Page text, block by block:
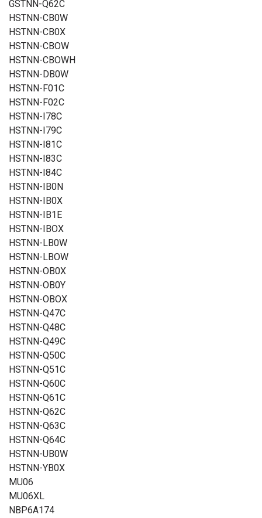
GSTNN-Q62C
HSTNN-CB0W
HSTNN-CB0X
HSTNN-CBOW
HSTNN-CBOWH
HSTNN-DB0W
HSTNN-F01C
HSTNN-F02C
HSTNN-I78C
HSTNN-I79C
HSTNN-I81C
HSTNN-I83C
HSTNN-I84C
HSTNN-IB0N
HSTNN-IB0X
HSTNN-IB1E
HSTNN-IBOX
HSTNN-LB0W
HSTNN-LBOW
HSTNN-OB0X
HSTNN-OB0Y
HSTNN-OBOX
HSTNN-Q47C
HSTNN-Q48C
HSTNN-Q49C
HSTNN-Q50C
HSTNN-Q51C
HSTNN-Q60C
HSTNN-Q61C
HSTNN-Q62C
HSTNN-Q63C
HSTNN-Q64C
HSTNN-UB0W
HSTNN-YB0X
MU06
MU06XL
NBP6A174